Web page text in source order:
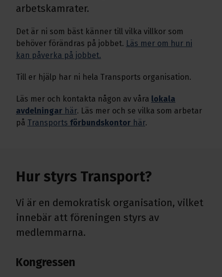
arbetskamrater.
Det är ni som bäst känner till vilka villkor som
behöver förändras på jobbet. Läs mer om hur ni
kan påverka på jobbet.
Till er hjälp har ni hela Transports organisation.
Läs mer och kontakta någon av våra lokala
avdelningar här. Läs mer och se vilka som arbetar
på Transports förbundskontor här.
Hur styrs Transport?
Vi är en demokratisk organisation, vilket
innebär att föreningen styrs av
medlemmarna.
Kongressen